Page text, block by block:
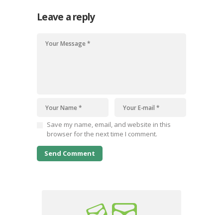
Leave a reply
Save my name, email, and website in this
browser for the next time I comment.